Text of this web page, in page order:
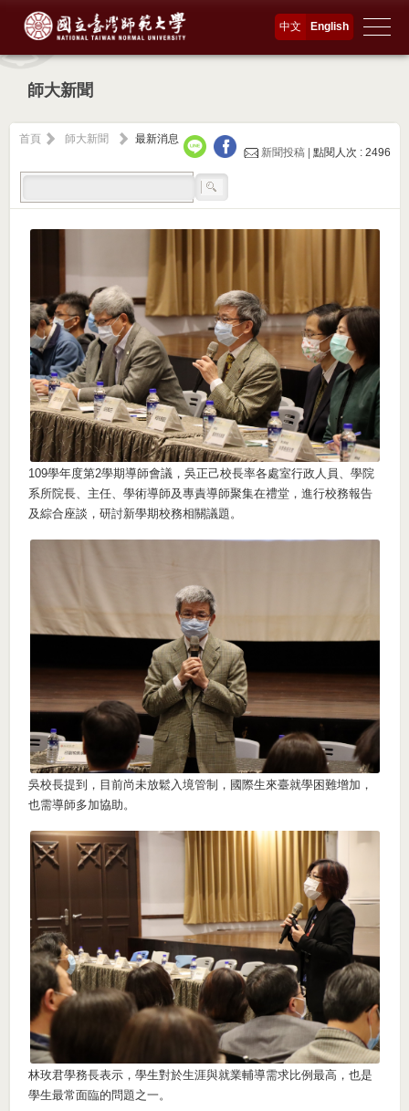
English
中文
師大新聞
首頁 師大新聞
最新消息
新聞投稿 |點閱人次 : 2496
109學年度第2學期導師會議，吳正己校長率各處室行政人員、學院
系所院長、主任、學術導師及專責導師聚集在禮堂，進行校務報告
及綜合座談，研討新學期校務相關議題。
吳校長提到，目前尚未放鬆入境管制，國際生來臺就學困難增加，
也需導師多加協助。
林玫君學務長表示，學生對於生涯與就業輔導需求比例最高，也是
學生最常面臨的問題之一。